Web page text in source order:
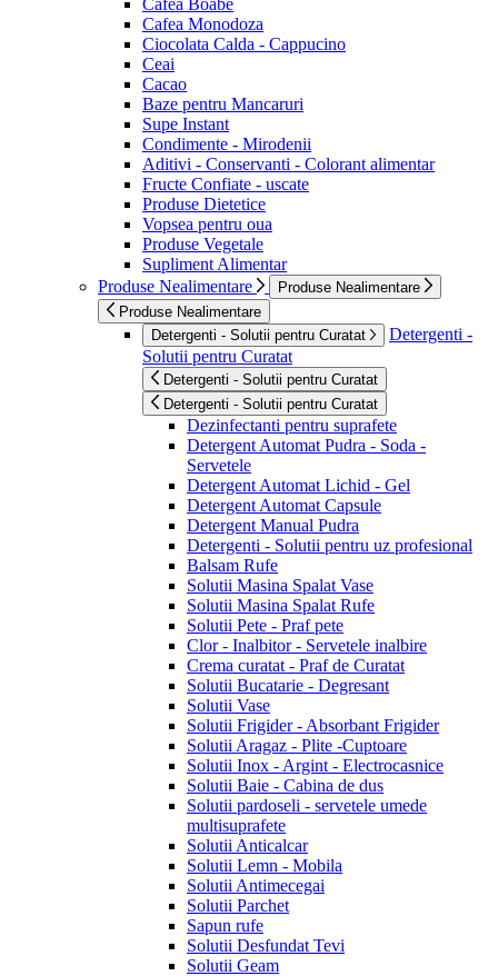
Cafea Monodoza
Ciocolata Calda - Cappucino
Ceai
Cacao
Baze pentru Mancaruri
Supe Instant
Condimente - Mirodenii
Aditivi - Conservanti - Colorant alimentar
Fructe Confiate - uscate
Produse Dietetice
Vopsea pentru oua
Produse Vegetale
Supliment Alimentar
Produse Nealimentare
Produse Nealimentare
Produse Nealimentare
Detergenti - Solutii pentru Curatat
Detergenti -
Solutii pentru Curatat
Detergenti - Solutii pentru Curatat
Detergenti - Solutii pentru Curatat
Dezinfectanti pentru suprafete
Detergent Automat Pudra - Soda -
Servetele
Detergent Automat Lichid - Gel
Detergent Automat Capsule
Detergent Manual Pudra
Detergenti - Solutii pentru uz profesional
Balsam Rufe
Solutii Masina Spalat Vase
Solutii Masina Spalat Rufe
Solutii Pete - Praf pete
Clor - Inalbitor - Servetele inalbire
Crema curatat - Praf de Curatat
Solutii Bucatarie - Degresant
Solutii Vase
Solutii Frigider - Absorbant Frigider
Solutii Aragaz - Plite -Cuptoare
Solutii Inox - Argint - Electrocasnice
Solutii Baie - Cabina de dus
Solutii pardoseli - servetele umede
multisuprafete
Solutii Anticalcar
Solutii Lemn - Mobila
Solutii Antimecegai
Solutii Parchet
Sapun rufe
Solutii Desfundat Tevi
Solutii Geam